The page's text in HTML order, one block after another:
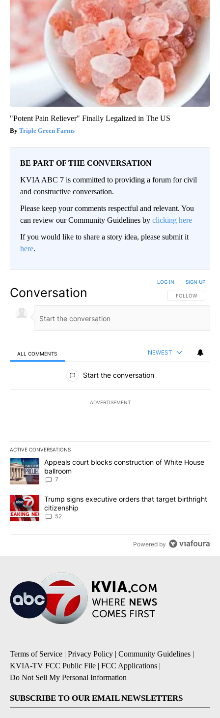
"Potent Pain Reliever" Finally Legalized in The US
Triple Green Farms
BE PART OF THE CONVERSATION
KVIA ABC 7 is committed to providing a forum for civil
and constructive conversation.
Please keep your comments respectful and relevant. You
can review our Community Guidelines by clicking here
If you would like to share a story idea, please submit it
here.
Conversation FOLLOW THIS
FOLLOW
LOG IN SIGN UP
ALL COMMENTS NEWEST
All Comments
Start the conversation
ADVERTISEMENT
ACTIVE CONVERSATIONS
The following is a list of the most commented articles in the last
A trending article titled "Appeals court blocks construction of
Appeals court blocks construction of White House
ballroom
7
A trending article titled "Trump signs executive orders that
Trump signs executive orders that target birthright
citizenship
52
Powered by
Terms of Service | Privacy Policy | Community Guidelines |
KVIA-TV FCC Public File | FCC Applications |
Do Not Sell My Personal Information
SUBSCRIBE TO OUR EMAIL NEWSLETTERS